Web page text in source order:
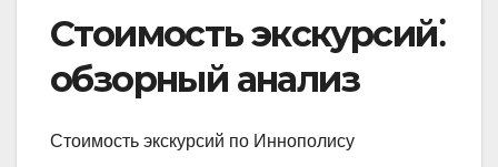
Стоимость экскурсий⁚
обзорный анализ
Стоимость экскурсий по Иннополису